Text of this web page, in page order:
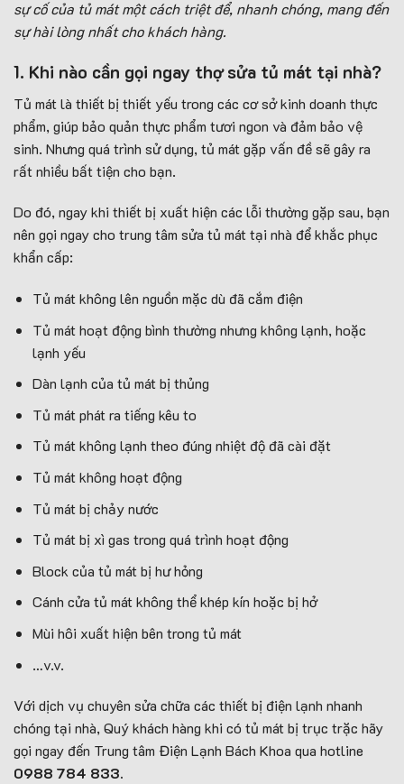
sự cố của tủ mát một cách triệt để, nhanh chóng, mang đến
sự hài lòng nhất cho khách hàng.
1. Khi nào cần gọi ngay thợ sửa tủ mát tại nhà?
Tủ mát là thiết bị thiết yếu trong các cơ sở kinh doanh thực
phẩm, giúp bảo quản thực phẩm tươi ngon và đảm bảo vệ
sinh. Nhưng quá trình sử dụng, tủ mát gặp vấn đề sẽ gây ra
rất nhiều bất tiện cho bạn.
Do đó, ngay khi thiết bị xuất hiện các lỗi thường gặp sau, bạn
nên gọi ngay cho trung tâm sửa tủ mát tại nhà để khắc phục
khẩn cấp:
Tủ mát không lên nguồn mặc dù đã cắm điện
Tủ mát hoạt động bình thường nhưng không lạnh, hoặc
lạnh yếu
Dàn lạnh của tủ mát bị thủng
Tủ mát phát ra tiếng kêu to
Tủ mát không lạnh theo đúng nhiệt độ đã cài đặt
Tủ mát không hoạt động
Tủ mát bị chảy nước
Tủ mát bị xì gas trong quá trình hoạt động
Block của tủ mát bị hư hỏng
Cánh cửa tủ mát không thể khép kín hoặc bị hở
Mùi hôi xuất hiện bên trong tủ mát
…v.v.
Với dịch vụ chuyên sửa chữa các thiết bị điện lạnh nhanh
chóng tại nhà, Quý khách hàng khi có tủ mát bị trục trặc hãy
gọi ngay đến Trung tâm Điện Lạnh Bách Khoa qua hotline
0988 784 833.